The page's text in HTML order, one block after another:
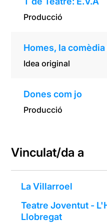
Producció
Homes, la
Idea original
Dones com jo
Producció
Vinculat/da a
La Villarroel
Teatre Joventut -
Llobregat